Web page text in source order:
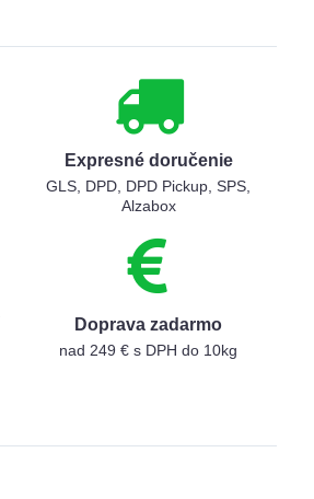
Expresné doručenie
GLS, DPD, DPD Pickup, SPS,
Alzabox
Doprava zadarmo
nad 249 € s DPH do 10kg